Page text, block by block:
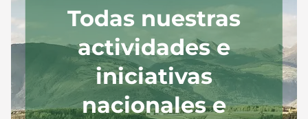
Experiencia
Sostenibilidad
Todas nuestras
actividades e
iniciativas
nacionales e